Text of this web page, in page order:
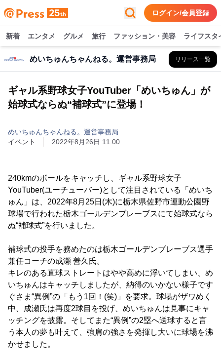
ログイン/会員登録
新着 エンタメ グルメ 旅行 ファッション・美容 ライフスタ
めいちゅんちゃんねる。運営事務局 リリース一覧
ギャル系野球女子YouTuber「めいちゅん」が
始球式ならぬ“補球式”に登場！
めいちゅんちゃんねる。運営事務局
イベント
2022年8月26日 11:00
240kmのボールをキャッチし、ギャル系野球女子
YouTuber(ユーチューバー)として注目されている「めいち
ゅん」は、2022年8月25日(木)に栃木県佐野市運動公園野
球場で行われた栃木ゴールデンブレーブスにて始球式なら
ぬ“補球式”を行いました。
補球式の投手を務めたのは栃木ゴールデンブレーブス選手
兼任コーチの成瀬 善久氏。
キレのある直球ストレートはやや高めに浮いてしまい、め
いちゅんはキャッチしましたが、納得のいかない様子です
ぐさま“異例”の「もう1回！(笑)」を要求。球場がザワめく
中、成瀬氏は再度2球目を投げ、めいちゅんは見事にキャ
ッチングを披露。そしてまた“異例”の2塁へ送球すると言
う本人の夢も叶えて、強肩の強さを発揮し大いに球場を沸
かせました。